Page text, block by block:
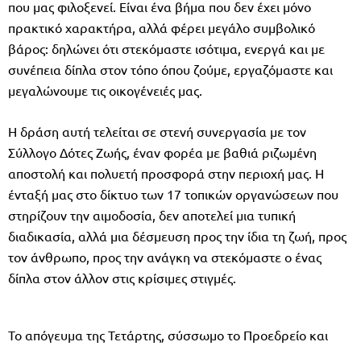
που μας φιλοξενεί. Είναι ένα βήμα που δεν έχει μόνο
πρακτικό χαρακτήρα, αλλά φέρει μεγάλο συμβολικό
βάρος: δηλώνει ότι στεκόμαστε ισότιμα, ενεργά και με
συνέπεια δίπλα στον τόπο όπου ζούμε, εργαζόμαστε και
μεγαλώνουμε τις οικογένειές μας.
Η δράση αυτή τελείται σε στενή συνεργασία με τον
Σύλλογο Δότες Ζωής, έναν φορέα με βαθιά ριζωμένη
αποστολή και πολυετή προσφορά στην περιοχή μας. Η
ένταξή μας στο δίκτυο των 17 τοπικών οργανώσεων που
στηρίζουν την αιμοδοσία, δεν αποτελεί μια τυπική
διαδικασία, αλλά μια δέσμευση προς την ίδια τη ζωή, προς
τον άνθρωπο, προς την ανάγκη να στεκόμαστε ο ένας
δίπλα στον άλλον στις κρίσιμες στιγμές.
Το απόγευμα της Τετάρτης, σύσσωμο το Προεδρείο και